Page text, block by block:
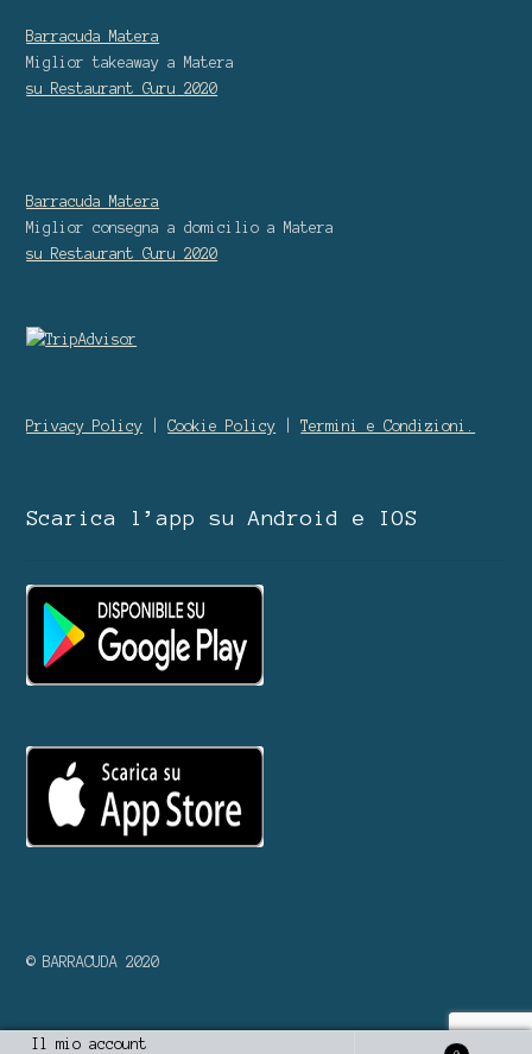
Barracuda Matera
Miglior takeaway a Matera
su Restaurant Guru
2020
Barracuda Matera
Miglior consegna a domicilio a Matera
su Restaurant Guru
2020
Privacy Policy |Cookie Policy |Termini e Condizioni.
Scarica l’app su Android e IOS
© BARRACUDA 2020
Il mio account